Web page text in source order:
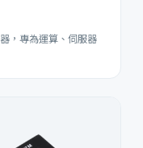
，專為運算、伺服器